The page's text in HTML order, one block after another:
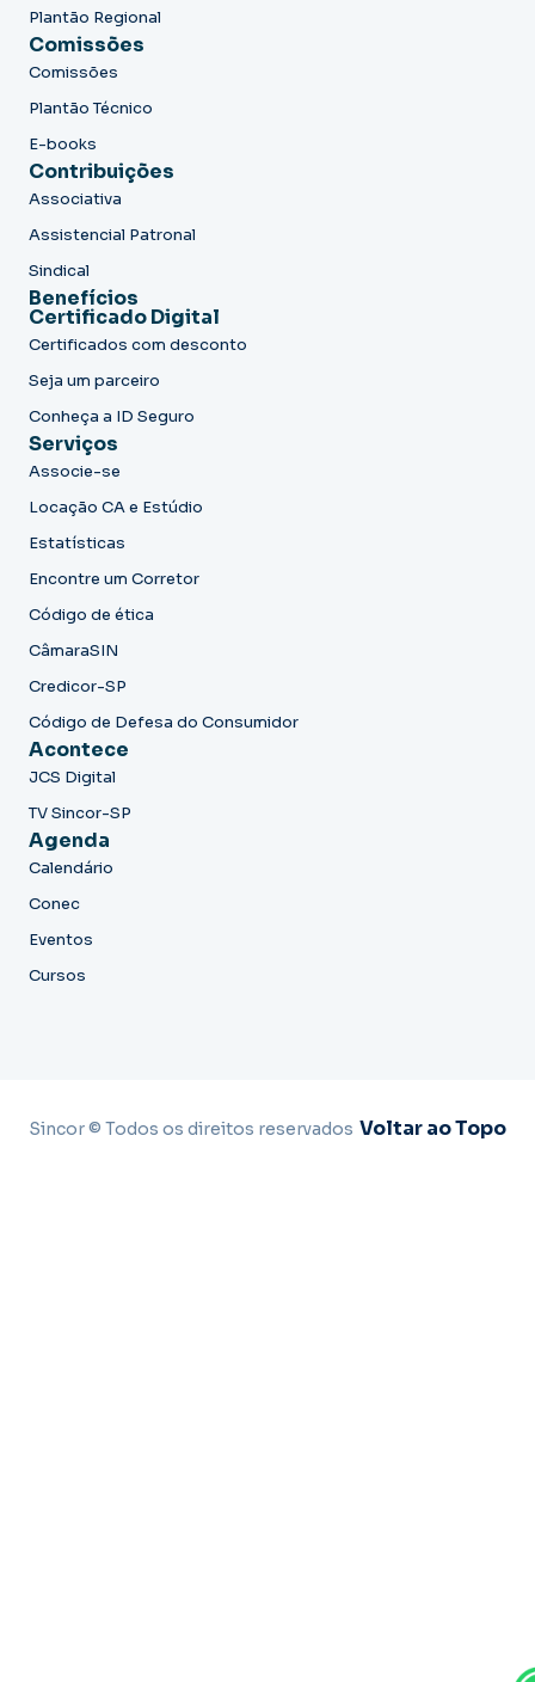
Plantão Regional
Comissões
Comissões
Plantão Técnico
E-books
Contribuições
Associativa
Assistencial Patronal
Sindical
Benefícios
Certificado Digital
Certificados com desconto
Seja um parceiro
Conheça a ID Seguro
Serviços
Associe-se
Locação CA e Estúdio
Estatísticas
Encontre um Corretor
Código de ética
CâmaraSIN
Credicor-SP
Código de Defesa do Consumidor
Acontece
JCS Digital
TV Sincor-SP
Agenda
Calendário
Conec
Eventos
Cursos
Sincor © Todos os direitos reservados Voltar ao Topo